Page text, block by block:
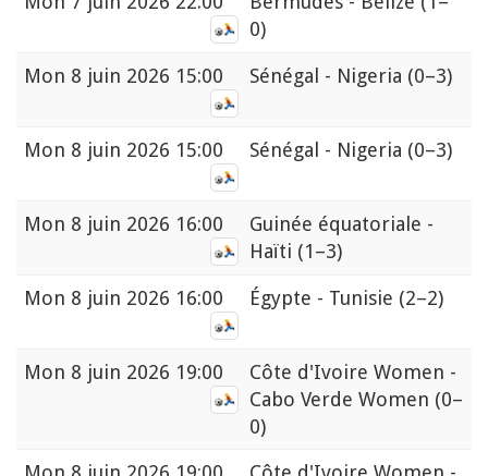
0)
Mon 8 juin 2026 15:00 Sénégal - Nigeria (0–3)
Mon 8 juin 2026 15:00 Sénégal - Nigeria (0–3)
Mon 8 juin 2026 16:00
Guinée équatoriale -
Haïti (1–3)
Mon 8 juin 2026 16:00 Égypte - Tunisie (2–2)
Mon 8 juin 2026 19:00
Côte d'Ivoire Women -
Cabo Verde Women (0–
0)